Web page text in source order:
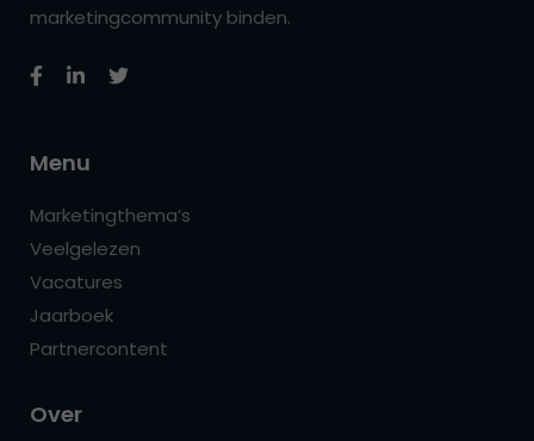
marketingcommunity binden.
Menu
Marketingthema’s
Veelgelezen
Vacatures
Jaarboek
Partnercontent
Over